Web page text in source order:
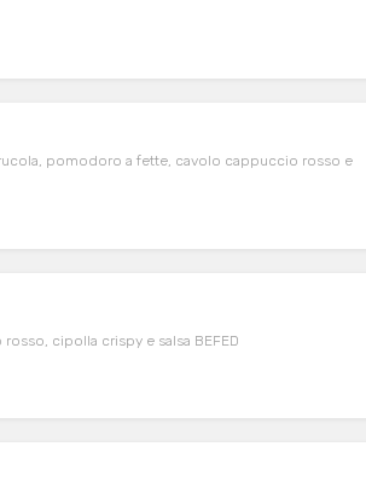
pomodoro a fette, cavolo cappuccio rosso e
cipolla crispy e salsa BEFED